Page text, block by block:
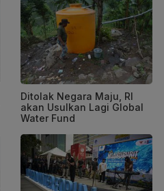
Ditolak Negara Maju, RI
akan Usulkan Lagi Global
Water Fund